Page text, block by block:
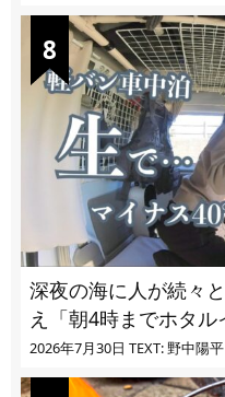
深夜の海に人が続々
え「朝4時までホタ
2026年7月30日 TEXT: 野中陽平